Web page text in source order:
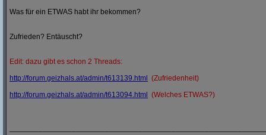
Was für ein ETWAS habt ihr bekommen?
Zufrieden? Entäuscht?
Edit: dazu gibt es schon 2 Threads:
http://forum.geizhals.at/admin/t613139.html
(Zufriedenheit)
http://forum.geizhals.at/admin/t613094.html (Welches ETWAS?)